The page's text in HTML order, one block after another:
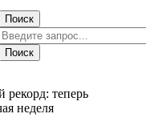
Поиск
Поиск